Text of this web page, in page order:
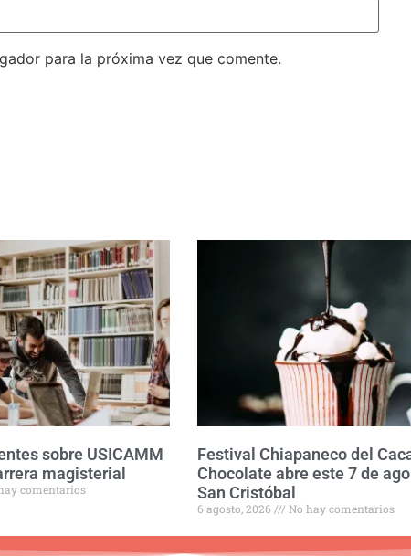
para la próxima vez que comente.
sobre USICAMM
magisterial
comentarios
Festival Chiapaneco del
Chocolate abre este 7 de
San Cristóbal
6 agosto, 2026 No hay comentarios